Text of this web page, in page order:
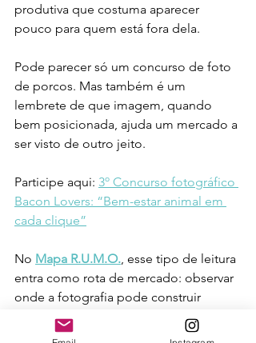
produtiva que costuma aparecer
pouco para quem está fora dela.
Pode parecer só um concurso de foto
de porcos. Mas também é um
lembrete de que imagem, quando
bem posicionada, ajuda um mercado a
ser visto de outro jeito.
Participe aqui: 3º Concurso fotográfico
Bacon Lovers: “Bem-estar animal em
cada clique”
No Mapa R.U.M.O. , esse tipo de leitura
entra como rota de mercado: observar
onde a fotografia pode construir
confiança, reputação e percepção.
Muitas oportunidades não aparecem